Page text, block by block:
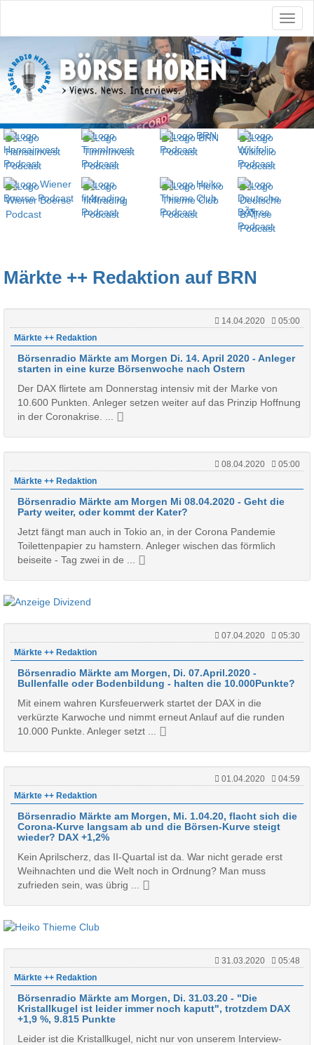
Märkte ++ Redaktion auf BRN
14.04.2020
05:00
Märkte ++ Redaktion
Börsenradio Märkte am Morgen Di. 14. April 2020 - Anleger
starten in eine kurze Börsenwoche nach Ostern
Der DAX flirtete am Donnerstag intensiv mit der Marke von
10.600 Punkten. Anleger setzen weiter auf das Prinzip Hoffnung
in der Coronakrise. ...
08.04.2020
05:00
Märkte ++ Redaktion
Börsenradio Märkte am Morgen Mi 08.04.2020 - Geht die
Party weiter, oder kommt der Kater?
Jetzt fängt man auch in Tokio an, in der Corona Pandemie
Toilettenpapier zu hamstern. Anleger wischen das förmlich
beiseite - Tag zwei in de ...
07.04.2020
05:30
Märkte ++ Redaktion
Börsenradio Märkte am Morgen, Di. 07.April.2020 -
Bullenfalle oder Bodenbildung - halten die 10.000Punkte?
Mit einem wahren Kursfeuerwerk startet der DAX in die
verkürzte Karwoche und nimmt erneut Anlauf auf die runden
10.000 Punkte. Anleger setzt ...
01.04.2020
04:59
Märkte ++ Redaktion
Börsenradio Märkte am Morgen, Mi. 1.04.20, flacht sich die
Corona-Kurve langsam ab und die Börsen-Kurve steigt
wieder? DAX +1,2%
Kein Aprilscherz, das II-Quartal ist da. War nicht gerade erst
Weihnachten und die Welt noch in Ordnung? Man muss
zufrieden sein, was übrig ...
31.03.2020
05:48
Märkte ++ Redaktion
Börsenradio Märkte am Morgen, Di. 31.03.20 - "Die
Kristallkugel ist leider immer noch kaputt", trotzdem DAX
+1,9 %, 9.815 Punkte
Leider ist die Kristallkugel, nicht nur von unserem Interview-